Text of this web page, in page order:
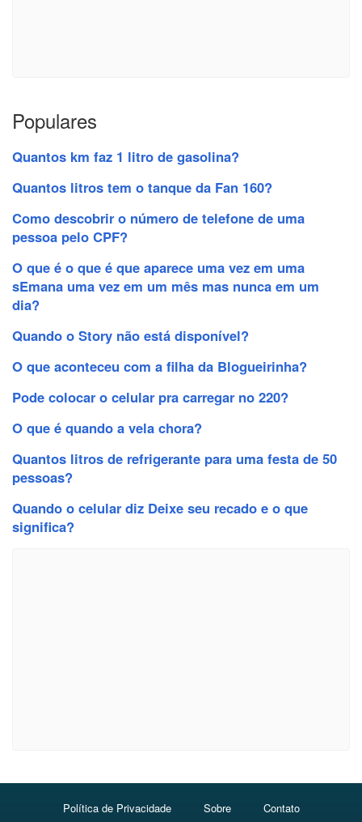
Populares
Quantos km faz 1 litro de gasolina?
Quantos litros tem o tanque da Fan 160?
Como descobrir o número de telefone de uma
pessoa pelo CPF?
O que é o que é que aparece uma vez em uma
sEmana uma vez em um mês mas nunca em um
dia?
Quando o Story não está disponível?
O que aconteceu com a filha da Blogueirinha?
Pode colocar o celular pra carregar no 220?
O que é quando a vela chora?
Quantos litros de refrigerante para uma festa de 50
pessoas?
Quando o celular diz Deixe seu recado e o que
significa?
Política de Privacidade Sobre Contato